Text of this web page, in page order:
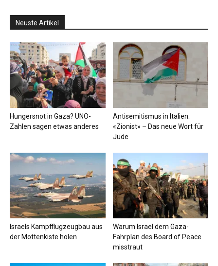
Neuste Artikel
Hungersnot in Gaza? UNO-
Zahlen sagen etwas anderes
Antisemitismus in Italien:
«Zionist» – Das neue Wort für
Jude
Israels Kampfflugzeugbau aus
der Mottenkiste holen
Warum Israel dem Gaza-
Fahrplan des Board of Peace
misstraut